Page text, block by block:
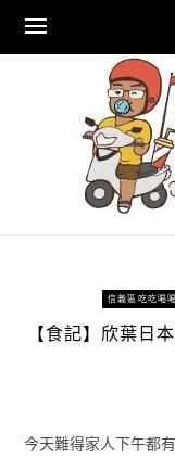
content
信義區吃吃喝
【食記】欣葉日
今天難得家人下午都